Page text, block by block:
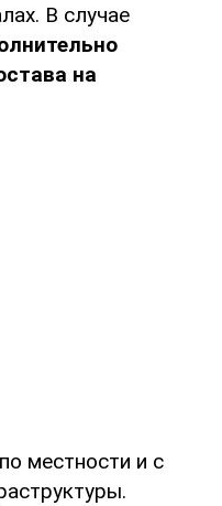
В случае
на
местности и с